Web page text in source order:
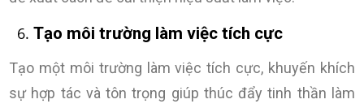
Tạo môi trường làm việc tích cực
Tạo một môi trường làm việc tích cực, khuyến khích
sự hợp tác và tôn trọng giúp thúc đẩy tinh thần làm